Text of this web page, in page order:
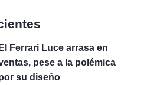
El Ferrari Luce arrasa en
pese a la polémica
su diseño